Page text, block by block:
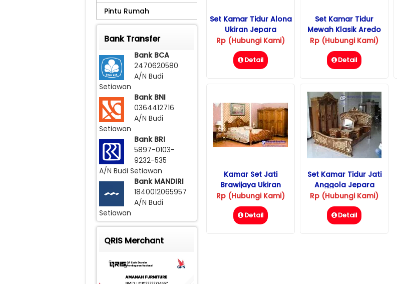
Set Kamar Tidur Alona
Ukiran Jepara
Rp (Hubungi Kami)
Detail
Set Kamar Tidur
Mewah Klasik Aredo
Rp (Hubungi Kami)
Detail
Kamar Set Jati
Brawijaya Ukiran
Jepara
Rp (Hubungi Kami)
Detail
Set Kamar Tidur Jati
Anggola Jepara
Rp (Hubungi Kami)
Detail
Pintu Rumah
Bank Transfer
Bank BCA
2470620580
A/N Budi
Setiawan
Bank BNI
0364412716
A/N Budi
Setiawan
Bank BRI
5897-0103-
9232-535
A/N Budi Setiawan
Bank MANDIRI
1840012065957
A/N Budi
Setiawan
QRIS Merchant